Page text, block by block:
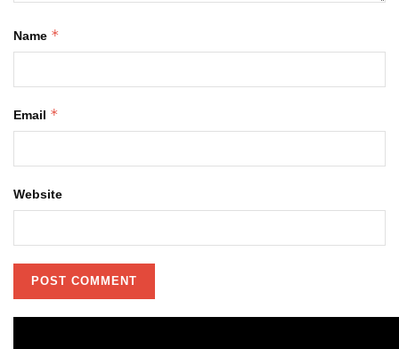
Name *
Email *
Website